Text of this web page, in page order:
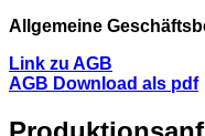
Allgemeine
Link zu AGB
AGB Download als pdf